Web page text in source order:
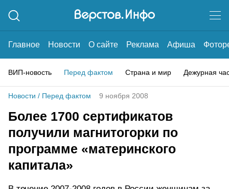
Главное Новости О сайте Реклама Афиша
ВИП-новость Перед фактом Страна и мир Дежурная
Новости / Перед фактом 9 ноября 2008
Более 1700 сертификатов
получили магнитогорки по
программе «материнского
капитала»